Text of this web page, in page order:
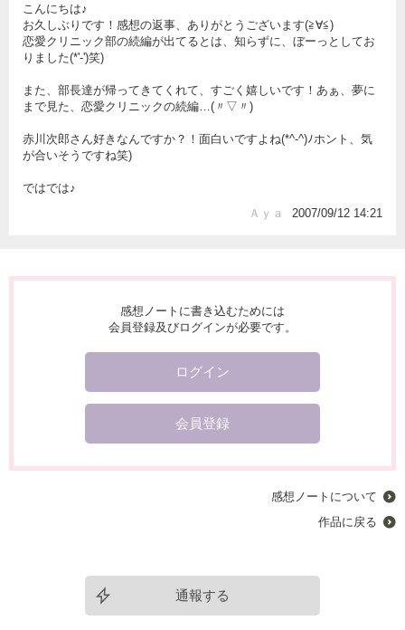
こんにちは♪
お久しぶりです！感想の返事、ありがとうございます(≧∀≦)
恋愛クリニック部の続編が出てるとは、知らずに、ぼーっとしてお
りました(*'-')笑)
また、部長達が帰ってきてくれて、すごく嬉しいです！あぁ、夢に
まで見た、恋愛クリニックの続編…(〃▽〃)
赤川次郎さん好きなんですか？！面白いですよね(*^-^)ﾉホント、気
が合いそうですね笑)
ではでは♪
Ａｙａ
2007/09/12 14:21
感想ノートに書き込むためには
会員登録及びログインが必要です。
ログイン
会員登録
感想ノートについて
作品に戻る
通報する